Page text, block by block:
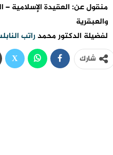
والعبقرية
لفضيلة الدكتور محمدراتب
شارك